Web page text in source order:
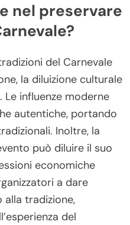
nel preservare
del Carnevale
la diluizione culturale
influenze moderne
autentiche, portando
Inoltre, la
può diluire il suo
economiche
a dare
tradizione,
del